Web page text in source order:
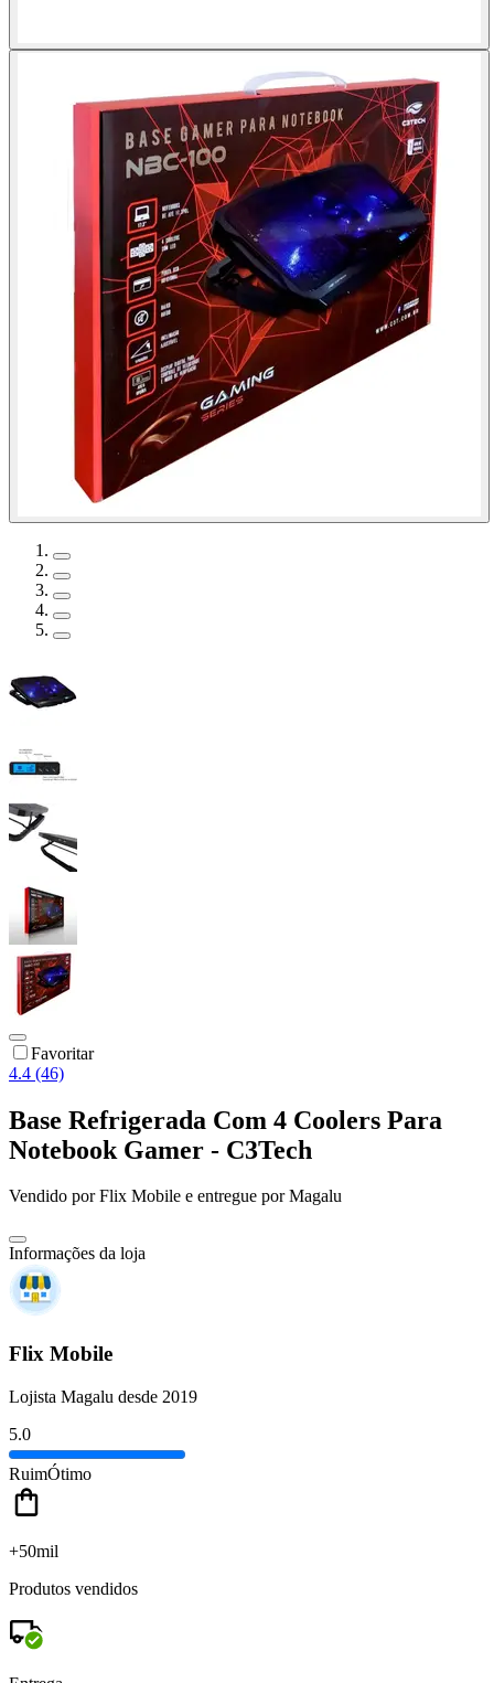
Favoritar
4.4 (46)
Base Refrigerada Com 4 Coolers Para
Notebook Gamer - C3Tech
Vendido porFlix Mobile e entregue por Magalu
Informações da loja
Flix Mobile
Lojista Magalu desde 2019
5.0
RuimÓtimo
+50mil
Produtos vendidos